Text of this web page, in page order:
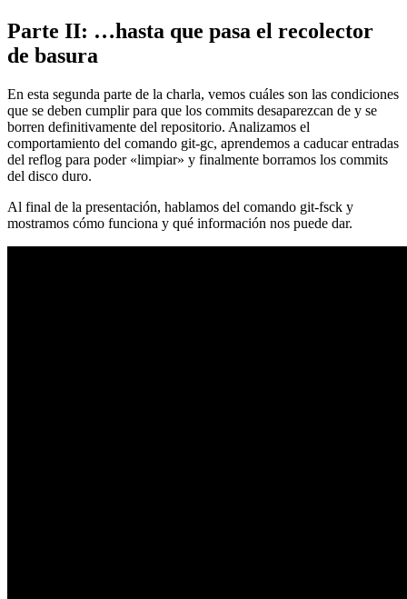
Parte II: …hasta que pasa el recolector
de basura
En esta segunda parte de la charla, vemos cuáles son las condiciones
que se deben cumplir para que los commits desaparezcan de y se
borren definitivamente del repositorio. Analizamos el
comportamiento del comando git-gc, aprendemos a caducar entradas
del reflog para poder «limpiar» y finalmente borramos los commits
del disco duro.
Al final de la presentación, hablamos del comando git-fsck y
mostramos cómo funciona y qué información nos puede dar.